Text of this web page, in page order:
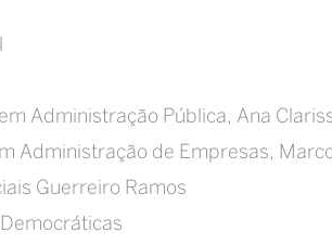
Administração Pública, Ana
Administração de Empresas,
Guerreiro Ramos